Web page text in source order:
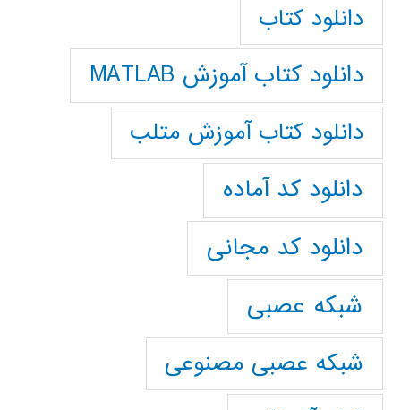
دانلود کتاب
دانلود کتاب آموزش MATLAB
دانلود کتاب آموزش متلب
دانلود کد آماده
دانلود کد مجانی
شبکه عصبی
شبکه عصبی مصنوعی